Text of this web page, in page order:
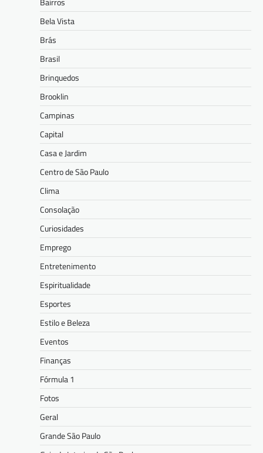
Bela Vista
Brás
Brasil
Brinquedos
Brooklin
Campinas
Capital
Casa e Jardim
Centro de São Paulo
Clima
Consolação
Curiosidades
Emprego
Entretenimento
Espiritualidade
Esportes
Estilo e Beleza
Eventos
Finanças
Fórmula 1
Fotos
Geral
Grande São Paulo